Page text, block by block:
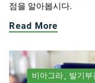
점을 알아봅시다.
Read More
비아그라 발기부